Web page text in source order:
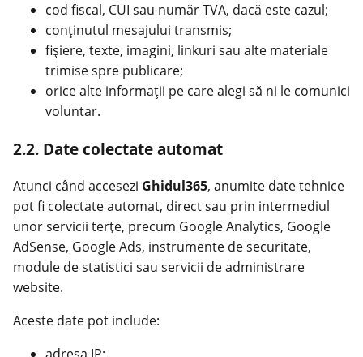
cod fiscal, CUI sau număr TVA, dacă este cazul;
conținutul mesajului transmis;
fișiere, texte, imagini, linkuri sau alte materiale
trimise spre publicare;
orice alte informații pe care alegi să ni le comunici
voluntar.
2.2. Date colectate automat
Atunci când accesezi Ghidul365, anumite date tehnice
pot fi colectate automat, direct sau prin intermediul
unor servicii terțe, precum Google Analytics, Google
AdSense, Google Ads, instrumente de securitate,
module de statistici sau servicii de administrare
website.
Aceste date pot include: